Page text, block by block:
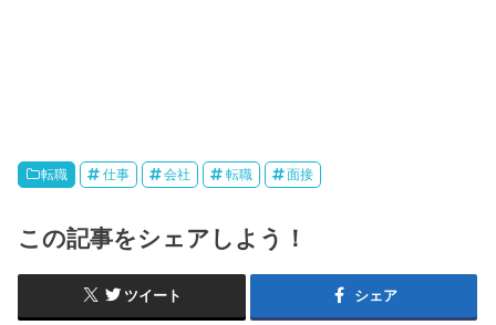
転職 仕事 会社 転職 面接
この記事をシェアしよう！
ツイート シェア